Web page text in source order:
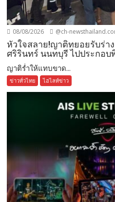
08/08/2026 @ch-
หัวใจสลาย!ญาติทยอยรับร่าง
ศริรินทร์ นนทบุรี ไปประกอบ
ญาติร่ำให้แทบขาด...
ข่าวทั่วไทย ไฮไลท์ข่าว